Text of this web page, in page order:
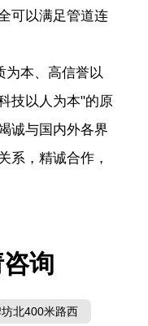
可以满足管道连
本、高信誉以
技以人为本"的原
诚与国内外各界
系，精诚合作，
询
北400米路西